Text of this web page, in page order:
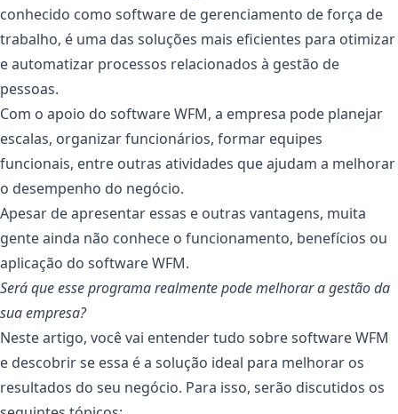
conhecido como software de gerenciamento de força de
trabalho, é uma das soluções mais eficientes para otimizar
e automatizar processos relacionados à gestão de
pessoas.
Com o apoio do software WFM, a empresa pode planejar
escalas, organizar funcionários, formar equipes
funcionais, entre outras atividades que ajudam a melhorar
o desempenho do negócio.
Apesar de apresentar essas e outras vantagens, muita
gente ainda não conhece o funcionamento, benefícios ou
aplicação do software WFM.
Será que esse programa realmente pode melhorar a gestão da
sua empresa?
Neste artigo, você vai entender tudo sobre software WFM
e descobrir se essa é a solução ideal para melhorar os
resultados do seu negócio. Para isso, serão discutidos os